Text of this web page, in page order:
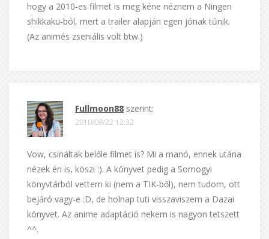
hogy a 2010-es filmet is meg kéne néznem a Ningen
shikkaku-ból, mert a trailer alapján egen jónak tűnik.
(Az animés zseniális volt btw.)
Fullmoon88 szerint:
2010/09/22 12:32
Vow, csináltak belőle filmet is? Mi a manó, ennek utána
nézek én is, köszi :). A könyvet pedig a Somogyi
könyvtárból vettem ki (nem a TIK-ből), nem tudom, ott
bejáró vagy-e :D, de holnap tuti visszaviszem a Dazai
könyvet. Az anime adaptáció nekem is nagyon tetszett
^^.